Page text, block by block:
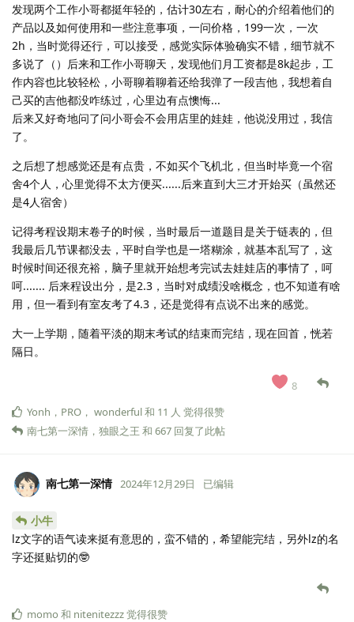
发现两个工作小哥都挺年轻的，估计30左右，耐心的介绍着他们的
产品以及如何使用和一些注意事项，一问价格，199一次，一次
2h，当时觉得还行，可以接受，感觉实际体验确实不错，细节就不
多说了（）后来和工作小哥聊天，发现他们月工资都是8k起步，工
作内容也比较轻松，小哥聊着聊着还给我弹了一段吉他，我想着自
己买的吉他都没咋练过，心里边有点懊悔...
后来又好奇地问了问小哥会不会用店里的娃娃，他说没用过，我信
了。
之后想了想感觉还是有点贵，不如买个飞机北，但当时毕竟一个宿
舍4个人，心里觉得不太方便买......后来直到大三才开始买（虽然还
是4人宿舍）
记得考程设期末卷子的时候，当时最后一道题目是关于链表的，但
我最后几节课都没去，平时自学也是一塔糊涂，就基本乱写了，这
时候时间还很充裕，脑子里就开始想考完试去娃娃店的事情了，呵
呵....... 后来程设出分，是2.3，当时对成绩没啥概念，也不知道有啥
用，但一看到有室友考了4.3，还是觉得有点说不出来的感觉。
大一上学期，随着平淡的期末考试的结束而完结，现在回首，恍若
隔日。
8
Yonh ， PRO ， wonderful和 11 人 觉得很赞
南七第一深情 ， 独眼之王 和 667 回复了此帖
南七第一深情 2024年12月29日 已编辑
小牛
lz文字的语气读来挺有意思的，蛮不错的，希望能完结，另外lz的名
字还挺贴切的🤓
momo 和 nitenitezzz觉得很赞